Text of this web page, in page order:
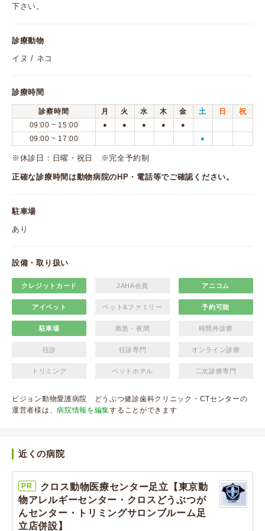
下さい。
診療動物
イヌ / ネコ
診療時間
診察時間 月 火 水 木 金 土 日
祝
09:00 ~ 15:00
● ● ● ● ●
09:00 ~ 17:00 ●
※休診日：日曜・祝日 ※完全予約制
正確な診療時間は動物病院のHP・電話等でご確認ください。
駐車場
あり
設備・取り扱い
クレジットカード JAHA会員 アニコム
アイペット ペット&ファミリー 予約可能
駐車場 救急・夜間 時間外診療
往診 往診専門 オンライン診療
トリミング ペットホテル 二次診療専門
ピジョン動物愛護病院 どうぶつ健診歯科クリニック・CTセンターの
運営者様は、病院情報を編集することができます
近くの病院
PR
クロス動物医療センター足立【東京動
物アレルギーセンター・クロスどうぶつが
んセンター・トリミングサロンブルーム足
立店併設】